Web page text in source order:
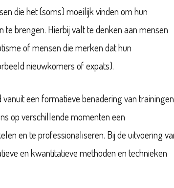
die het (soms) moeilijk vinden om hun
brengen. Hierbij valt te denken aan mensen
of mensen die merken dat hun
nieuwkomers of expats).
een formatieve benadering van trainingen
op verschillende momenten een
en te professionaliseren. Bij de uitvoering
en kwantitatieve methoden en technieken